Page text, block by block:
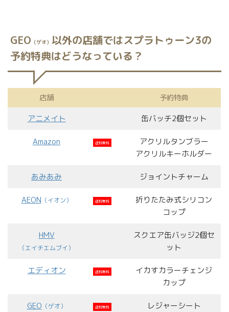
GEO （ゲオ） 以外の店舗ではスプラトゥーン3の
予約特典はどうなっている？
店舗 予約特典
アニメイト 缶バッチ2個セット
Amazon 送料無料
アクリルタンブラー
アクリルキーホルダー
あみあみ ジョイントチャーム
AEON （イオン） 送料無料
折りたたみ式シリコン
コップ
HMV
（エイチエムブイ）
スクエア缶バッジ2個セ
ット
エディオン 送料無料
イカすカラーチェンジ
カップ
GEO （ゲオ） 送料無料 レジャーシート